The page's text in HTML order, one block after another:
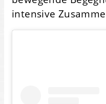
intensive